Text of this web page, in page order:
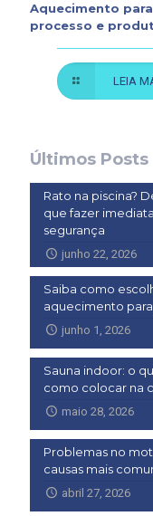
Aquecimento
processo e
LEIA
Últimos Posts
Rato na piscina?
que fazer
segurança
junho 22, 2026
Saiba como
aquecimento
junho 1, 2026
Sauna indoor: o
como colocar na
maio 28, 2026
Problemas no
causas mais
abril 27, 2026